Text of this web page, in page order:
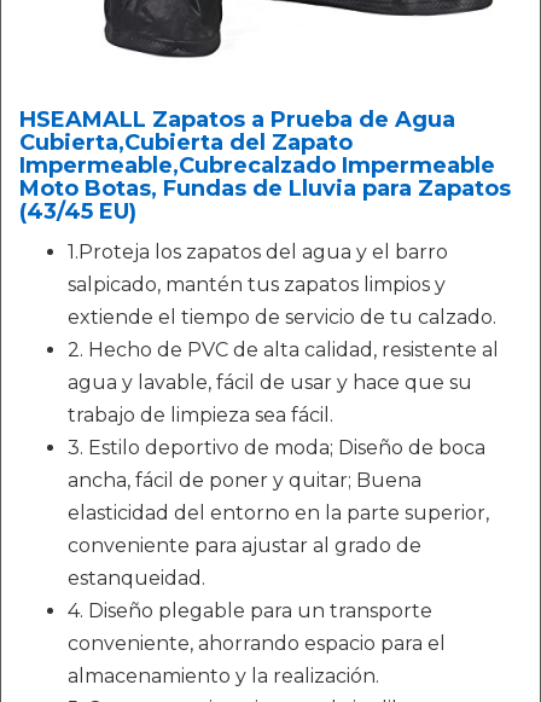
HSEAMALL Zapatos a Prueba de Agua
Cubierta,Cubierta del Zapato
Impermeable,Cubrecalzado Impermeable
Moto Botas, Fundas de Lluvia para Zapatos
(43/45 EU)
1.Proteja los zapatos del agua y el barro
salpicado, mantén tus zapatos limpios y
extiende el tiempo de servicio de tu calzado.
2. Hecho de PVC de alta calidad, resistente al
agua y lavable, fácil de usar y hace que su
trabajo de limpieza sea fácil.
3. Estilo deportivo de moda; Diseño de boca
ancha, fácil de poner y quitar; Buena
elasticidad del entorno en la parte superior,
conveniente para ajustar al grado de
estanqueidad.
4. Diseño plegable para un transporte
conveniente, ahorrando espacio para el
almacenamiento y la realización.